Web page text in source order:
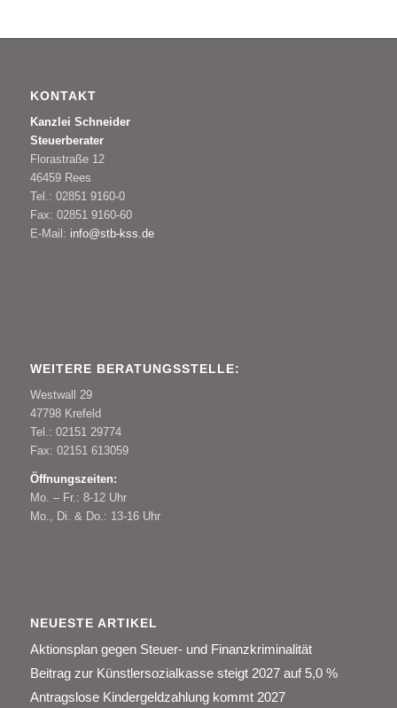
KONTAKT
Kanzlei Schneider
Steuerberater
Florastraße 12
46459 Rees
Tel.: 02851 9160-0
Fax: 02851 9160-60
E-Mail: info@stb-kss.de
WEITERE BERATUNGSSTELLE:
Westwall 29
47798 Krefeld
Tel.: 02151 29774
Fax: 02151 613059
Öffnungszeiten:
Mo. – Fr.: 8-12 Uhr
Mo., Di. & Do.: 13-16 Uhr
NEUESTE ARTIKEL
Aktionsplan gegen Steuer- und Finanzkriminalität
Beitrag zur Künstlersozialkasse steigt 2027 auf 5,0 %
Antragslose Kindergeldzahlung kommt 2027